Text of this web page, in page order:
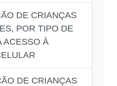
DE CRIANÇAS
POR TIPO DE
ACESSO À
DE CRIANÇAS